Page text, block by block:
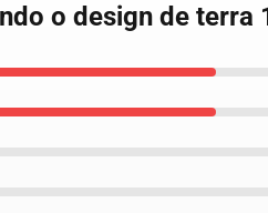
o design de terra